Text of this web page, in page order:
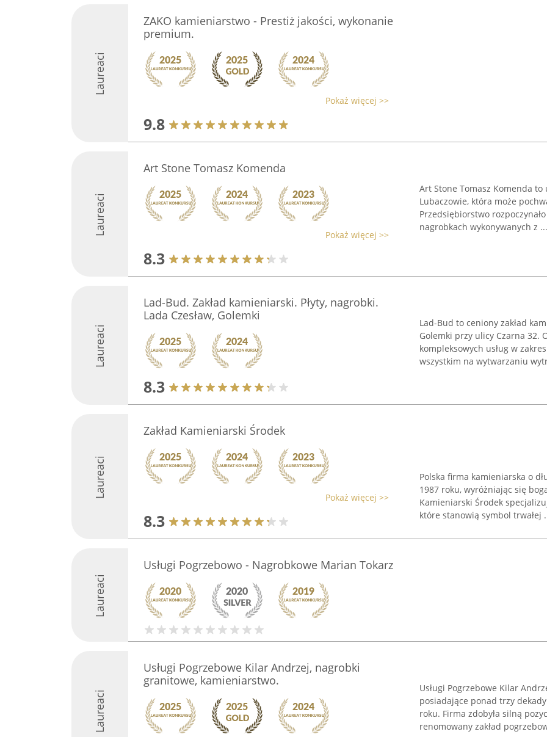
Laureaci
ZAKO kamieniarstwo - Prestiż jakości, wykonanie
premium.
Pokaż więcej >>
9.8
Laureaci
Art Stone Tomasz Komenda
Pokaż więcej >>
8.3
Art Stone Tomasz Komenda
Lubaczowie, która może
Przedsiębiorstwo
nagrobkach wykonywanych z ...
Laureaci
Lad-Bud. Zakład kamieniarski. Płyty, nagrobki.
Lada Czesław, Golemki
8.3
Lad-Bud to ceniony zakład
Golemki przy ulicy Czarna 32.
kompleksowych usług w
wszystkim na wytwarzaniu
Laureaci
Zakład Kamieniarski Środek
Pokaż więcej >>
8.3
Polska firma kamieniarska o
1987 roku, wyróżniając się
Kamieniarski Środek
które stanowią symbol trwałej
Laureaci
Usługi Pogrzebowo - Nagrobkowe Marian Tokarz
Laureaci
Usługi Pogrzebowe Kilar Andrzej, nagrobki
granitowe, kamieniarstwo.
Usługi Pogrzebowe Kilar
posiadające ponad trzy
roku. Firma zdobyła silną
renomowany zakład